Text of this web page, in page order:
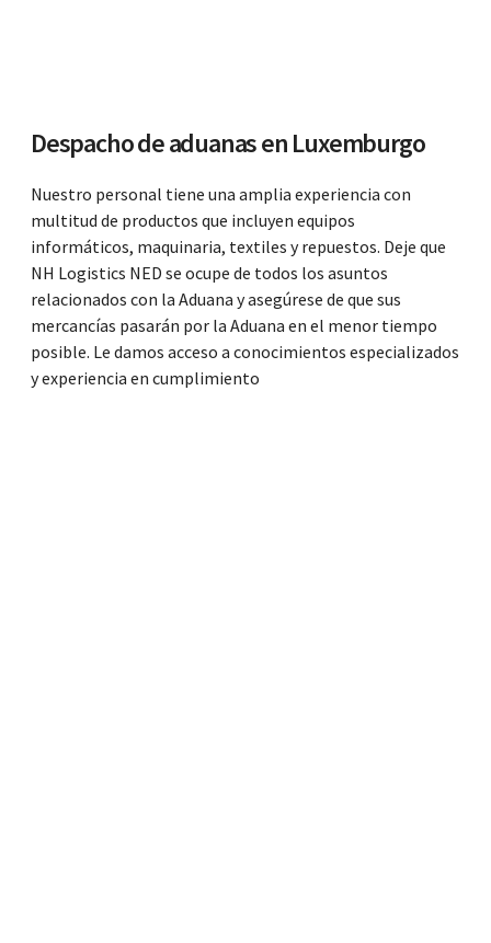
Despacho de aduanas en Luxemburgo
Nuestro personal tiene una amplia experiencia con
multitud de productos que incluyen equipos
informáticos, maquinaria, textiles y repuestos. Deje que
NH Logistics NED se ocupe de todos los asuntos
relacionados con la Aduana y asegúrese de que sus
mercancías pasarán por la Aduana en el menor tiempo
posible. Le damos acceso a conocimientos especializados
y experiencia en cumplimiento